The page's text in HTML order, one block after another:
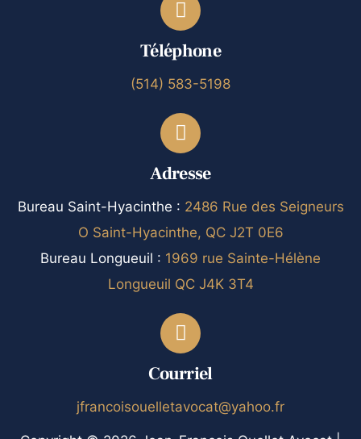
Téléphone
(514) 583-5198
Adresse
Bureau Saint-Hyacinthe : 2486 Rue des Seigneurs
O Saint-Hyacinthe, QC J2T 0E6
Bureau Longueuil : 1969 rue Sainte-Hélène
Longueuil QC J4K 3T4
Courriel
jfrancoisouelletavocat@yahoo.fr